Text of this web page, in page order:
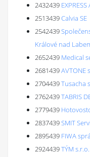
2432439
2513439Calvia SE
2542439
Králové nad
2652439 Medical
2681439AVTONE
2704439Tusacha
2762439TABRIS
2779439
2837439SMIT
2895439 FIWA
2924439TÝM s.r.o.